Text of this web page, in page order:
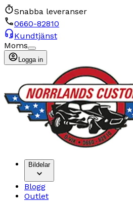
Snabba leveranser
0660-82810
Kundtjänst
Moms
Logga in
Bildelar
Blogg
Outlet